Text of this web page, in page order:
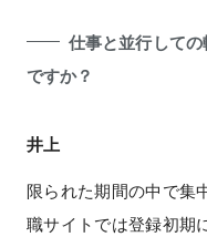
仕事と並行して
ですか？
井上
限られた期間の中で集
職サイトでは登録初期